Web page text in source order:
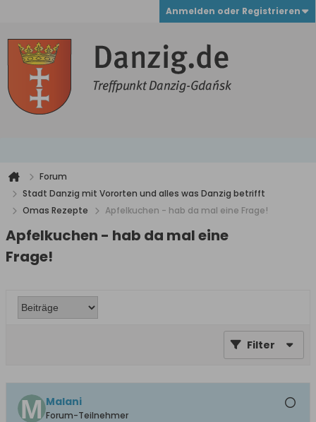
Anmelden oder Registrieren
Forum
Stadt Danzig mit Vororten und alles was Danzig betrifft
Omas Rezepte
Apfelkuchen - hab da mal eine Frage!
Apfelkuchen - hab da mal eine
Frage!
Filter
Malani
Forum-Teilnehmer